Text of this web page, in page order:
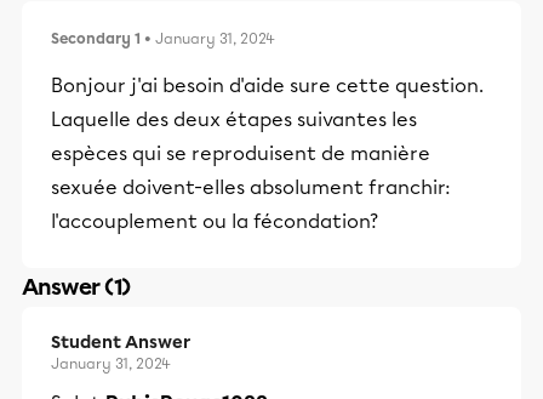
Secondary 1 • January 31, 2024
Bonjour j'ai besoin d'aide sure cette question.
Laquelle des deux étapes suivantes les
espèces qui se reproduisent de manière
sexuée doivent-elles absolument franchir:
l'accouplement ou la fécondation?
Answer (1)
Student Answer
January 31, 2024